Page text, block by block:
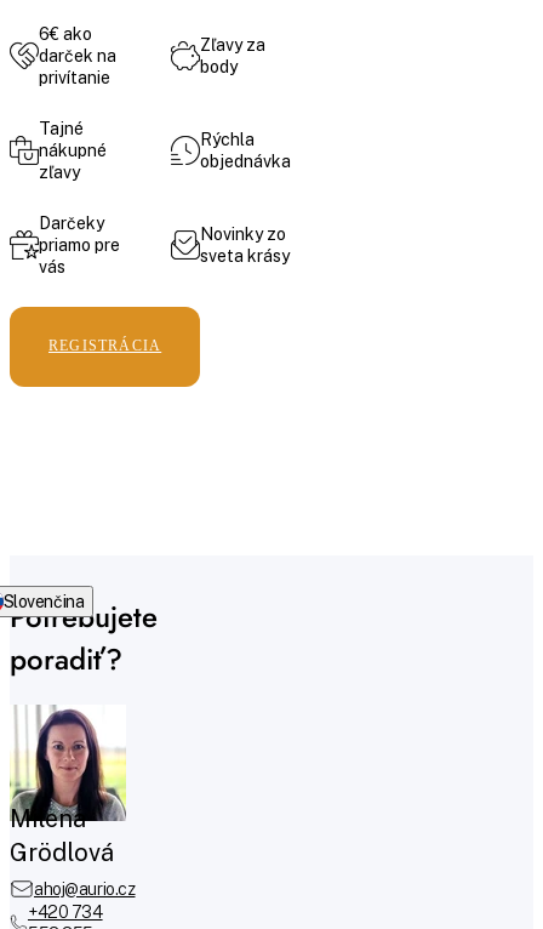
6€ ako
darček na
privítanie
Zľavy za
body
Tajné
nákupné
zľavy
Rýchla
objednávka
Darčeky
priamo pre
vás
Novinky zo
sveta krásy
REGISTRÁCIA
Potrebujete
poradiť?
Milena
Grödlová
ahoj@aurio.cz
+420 734
Slovenčina